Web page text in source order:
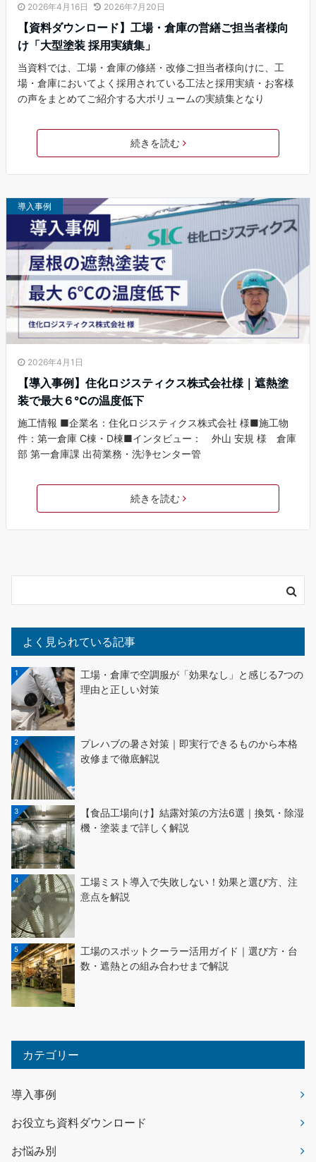
2026年4月16日 2026年7月20日
【資料ダウンロード】工場・倉庫の営繕ご担当者様向
け「大型塗装 採用実績集」
当資料では、工場・倉庫の修繕・改修ご担当者様向けに、工
場・倉庫においてよく採用されている工法と採用実績・お客様
の声をまとめてご紹介する大ボリュームの実績集となり
続きを読む
導入事例
2026年4月1日
【導入事例】住化ロジスティクス株式会社様｜遮熱塗
装で最大６℃の温度低下
施工情報 ■企業名：住化ロジスティクス株式会社 様■施工物
件：第一倉庫 C棟・D棟■インタビュー： 外山 安規 様 倉庫
部 第一倉庫課 出荷業務・洗浄センター管
続きを読む
よく見られている記事
1
工場・倉庫で空調服が「効果なし」と感じる7つの
理由と正しい対策
2
プレハブの暑さ対策｜即実行できるものから本格
改修まで徹底解説
3
【食品工場向け】結露対策の方法6選｜換気・除湿
機・塗装まで詳しく解説
4
工場ミスト導入で失敗しない！効果と選び方、注
意点を解説
5
工場のスポットクーラー活用ガイド｜選び方・台
数・遮熱との組み合わせまで解説
カテゴリー
導入事例
お役立ち資料ダウンロード
お悩み別